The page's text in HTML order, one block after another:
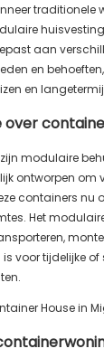
aan
en
en
zijn modulaire
ontworpen om
containers nu
Het
voor tijdelijke